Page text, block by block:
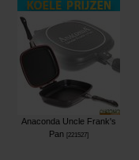
Anaconda Uncle Frank's
Pan [221527]